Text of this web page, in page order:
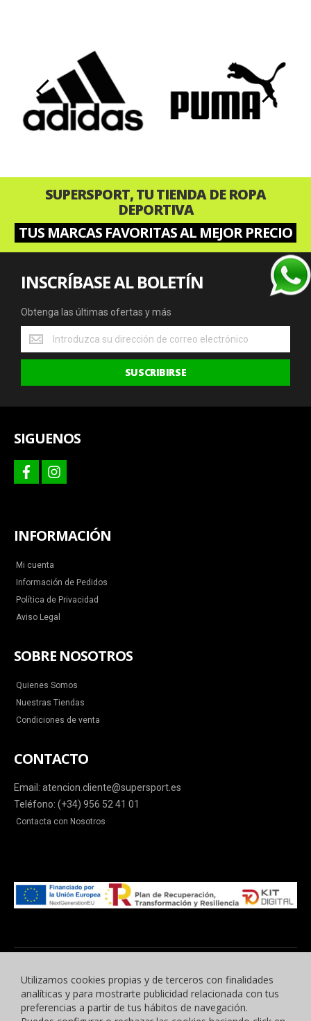
‹ ›
SUPERSPORT, TU TIENDA DE ROPA
DEPORTIVA
TUS MARCAS FAVORITAS AL MEJOR PRECIO
INSCRÍBASE AL BOLETÍN
Obtenga las últimas ofertas y más
Obtenga
las
últimas
y
SUSCRIBIRSE
SIGUENOS
facebookinstagram
INFORMACIÓN
Mi cuenta
Información de Pedidos
Política de Privacidad
Aviso Legal
SOBRE NOSOTROS
Quienes Somos
Nuestras Tiendas
Condiciones de venta
CONTACTO
Email: atencion.cliente@supersport.es
Teléfono: (+34) 956 52 41 01
Contacta con Nosotros
Utilizamos cookies propias y de terceros con finalidades
analíticas y para mostrarte publicidad relacionada con tus
preferencias a partir de tus hábitos de navegación.